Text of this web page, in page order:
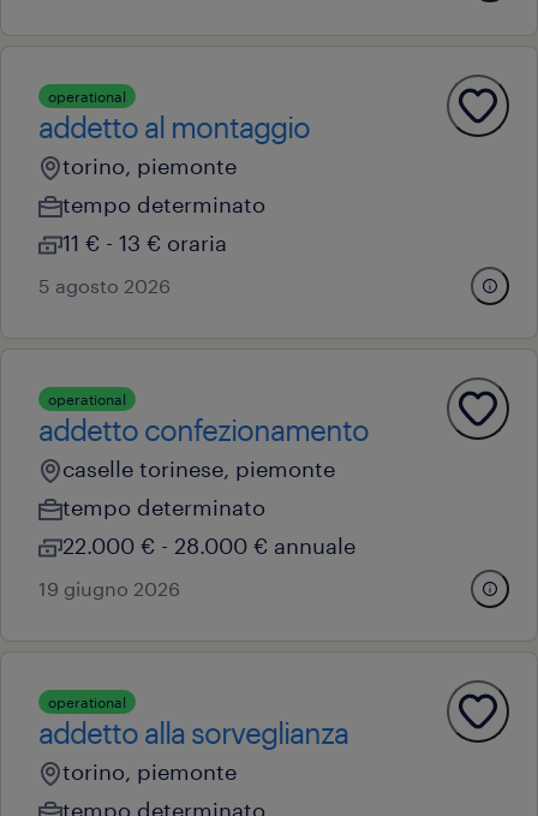
operational
addetto al montaggio
torino, piemonte
tempo determinato
11 € - 13 € oraria
5 agosto 2026
operational
addetto confezionamento
caselle torinese, piemonte
tempo determinato
22.000 € - 28.000 € annuale
19 giugno 2026
operational
addetto alla sorveglianza
torino, piemonte
tempo determinato